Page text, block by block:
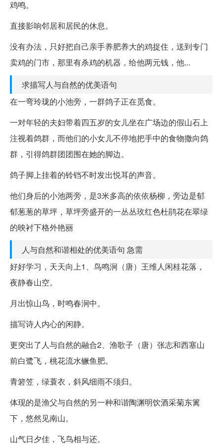
鸡鸣。
直接影响邻居和居民的休息。
没有办法，只好把自己亲手养肥养大的鸡捉住，送到专门
卖鸡的门市，那里有杀鸡的机器，给他两元钱，他...
求描写人与自然的优美语句
在一弯玲珑的小池旁，一群鸽子正在觅食。
一对年轻的夫妇带着四五岁的女儿坐在广场边的假山石上
注视着鸽群，而他们的小女儿不停地把手中的食物撒向鸽
群，引得鸽群团团围在她的脚边。
鸽子脚上挂着的铃铛不时发出悦耳的声音。
他们身后的小池两旁，是3米多高的依依杨柳，旁边是郁
郁葱葱的草坪，草坪旁盛开的一丛丛玫红色杜鹃花在翠绿
的映衬下格外艳丽
人与自然和谐相处的优美语句 急需
好好学习，天天向上1、鸟鸣涧（唐）王维人闲桂花落，
夜静春山空。
月出惊山鸟，时鸣春涧中。
描写诗人内心的闲静。
更突出了人与自然的融合2、渔歌子（唐）张志和西塞山
前白鹭飞，桃花流水鳜鱼肥。
青箬笠，绿蓑衣，斜风细雨不须归。
体现的是渔父与自然的另一种和谐陶渊明饮酒采菊东篱
下，悠然见南山。
山气日夕佳，飞鸟相与还。